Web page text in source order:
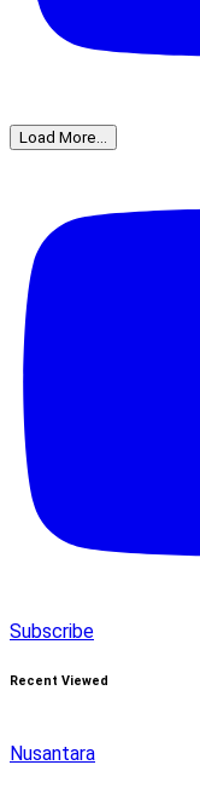
Load More...
Subscribe
Recent Viewed
Nusantara